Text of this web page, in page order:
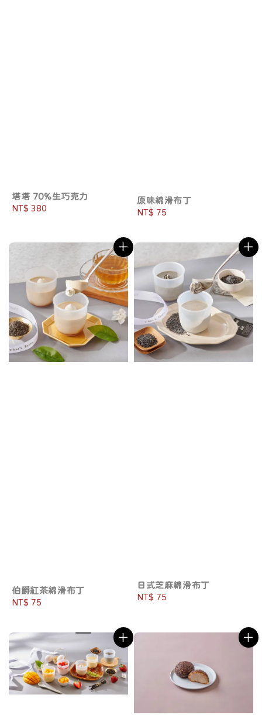
塔塔 70%生巧克力
Regular
NT$ 380
原味綿滑布丁
Regular
NT$ 75
伯爵紅茶綿滑布丁
Regular
NT$ 75
日式芝麻綿滑布丁
Regular
NT$ 75